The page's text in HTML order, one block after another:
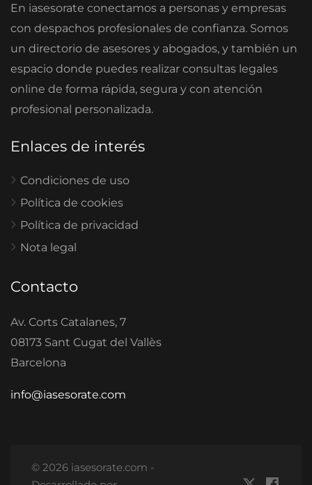
En iasesorate conectamos a personas y empresas
con despachos profesionales de confianza. Somos
un directorio de asesores y abogados, y también un
espacio donde puedes realizar consultas legales
online de forma rápida, segura y con atención
profesional personalizada.
Enlaces de interés
Condiciones de uso
Política de cookies
Política de privacidad
Nota legal
Contacto
Av. Corts Catalanes, 7
08173 Sant Cugat del Vallès
Barcelona
info@iasesorate.com
© 2026 iasesorate.com -